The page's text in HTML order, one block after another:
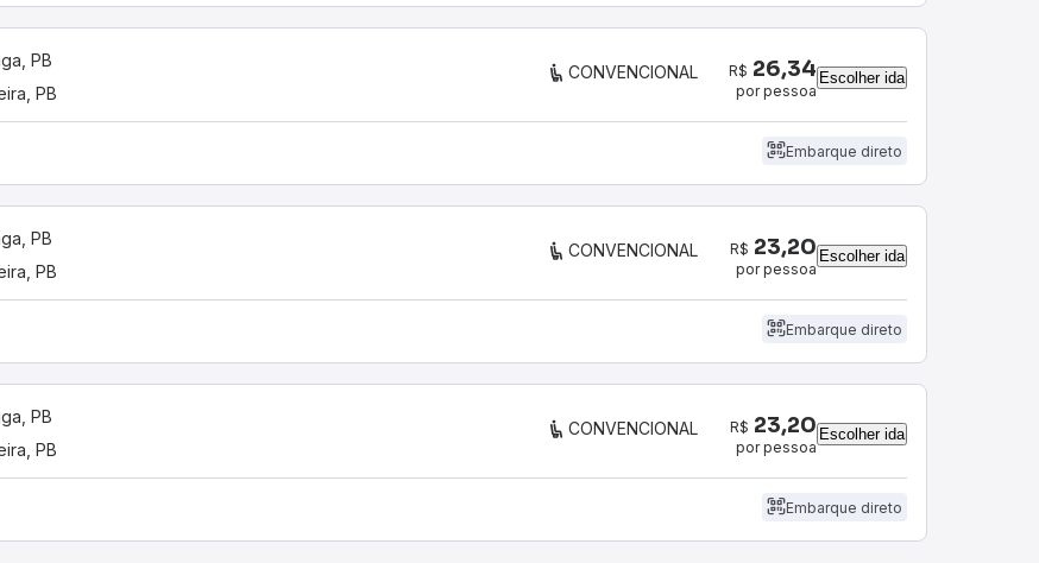
PB
PB
CONVENCIONAL R$ 26,34
por pessoa
Escolher ida
Embarque direto
PB
PB
CONVENCIONAL R$ 23,20
por pessoa
Escolher ida
Embarque direto
PB
PB
CONVENCIONAL R$ 23,20
por pessoa
Escolher ida
Embarque direto